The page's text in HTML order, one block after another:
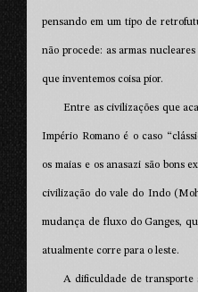
pensando em um tipo de
não procede: as armas
que inventemos coisa pior.
Entre as civilizações que
Império Romano é o caso
os maias e os anasazi são bons
civilização do vale do Indo
mudança de fluxo do Ganges,
atualmente corre para o leste.
A dificuldade de transporte